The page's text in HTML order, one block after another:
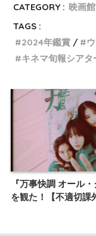
CATEGORY : 映画
TAGS :
2024年鑑賞
キネマ旬報シアタ
『万事快調 オール・
を観た！【不適切課